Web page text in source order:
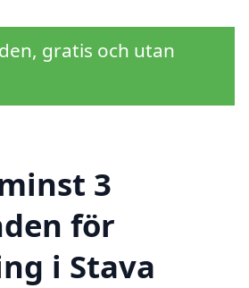
gratis och utan
3
för
i Stava